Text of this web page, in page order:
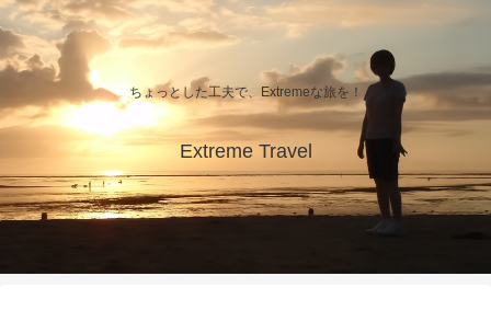
ちょっとした工夫で、Extremeな旅を！
Extreme Travel